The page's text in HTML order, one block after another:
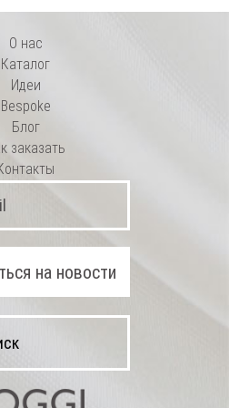
О нас
Каталог
Идеи
Bespoke
Блог
заказать